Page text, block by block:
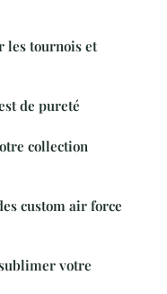
les tournois et
de pureté
collection
custom air force
votre